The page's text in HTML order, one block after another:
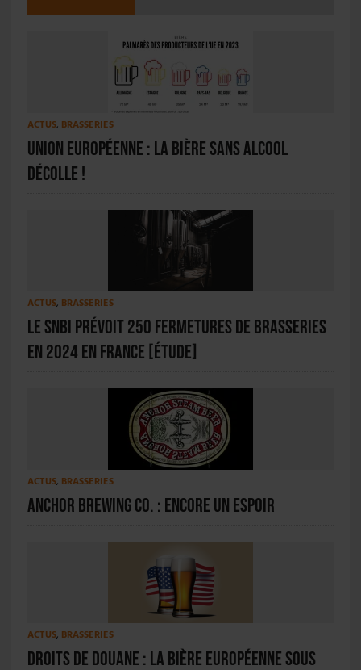
ACTUS, BRASSERIES
Union européenne : la bière sans alcool
décolle !
ACTUS, BRASSERIES
Le SNBI prévoit 250 fermetures de brasseries
en 2024 en France [ÉTUDE]
ACTUS, BRASSERIES
Anchor Brewing Co. : encore un espoir
ACTUS, BRASSERIES
Droits de douane : la bière européenne sous